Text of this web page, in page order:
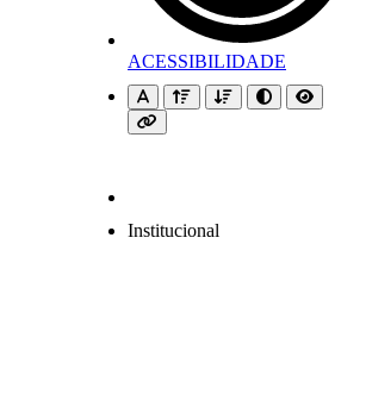
ACESSIBILIDADE
Institucional